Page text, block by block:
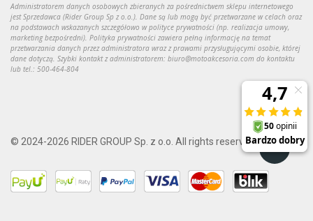
Administratorem danych osobowych zbieranych za pośrednictwem sklepu internetowego
jest Sprzedawca (Rider Group Sp z o.o.). Dane są lub mogą być przetwarzane w celach oraz
na podstawach wskazanych szczegółowo w polityce prywatności (np. realizacja umowy,
marketing bezpośredni). Polityka prywatności zawiera pełną informację na temat
przetwarzania danych przez administratora wraz z prawami przysługującymi osobie, której
dane dotyczą. Szybki kontakt z administratorem: biuro@motoakcesoria.com do kontaktu
lub tel.: 500-464-804
© 2024-2026 RIDER GROUP Sp. z o.o. All rights reserved.